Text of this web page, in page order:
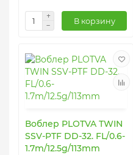
В корзину
Воблер PLOTVA TWIN
SSV-PTF DD-32. FL/0.6-
1.7m/12.5g/113mm